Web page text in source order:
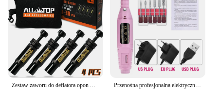
Przenośna profesjonalna elektryczna wiertarka do paznokci Narzędzia do manicure Zestaw wierteł do pedicure Rodzinny pilnik do paznokci Sprzęt do wiercenia paznokci